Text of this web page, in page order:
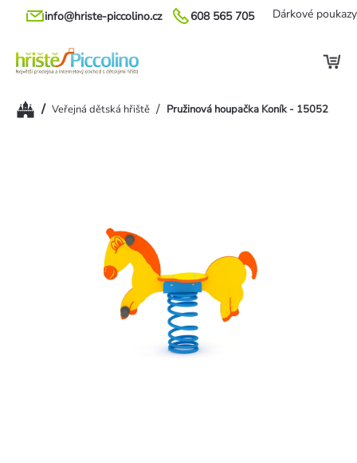
Přejít
608 565 705
info@hriste-piccolino.cz Dárkové poukazy
Domů/ Veřejná dětská hřiště / Pružinová houpačka Koník - 15052